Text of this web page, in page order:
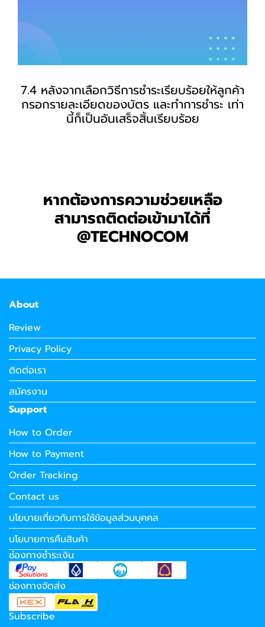
7.4 หลังจากเลือกวิธีการชำระเรียบร้อยให้ลูกค้า
กรอกรายละเอียดของบัตร และทำการชำระ เท่า
นี้ก็เป็นอันเสร็จสิ้นเรียบร้อย
หากต้องการความช่วยเหลือ
สามารถติดต่อเข้ามาได้ที่
@TECHNOCOM
About
Review
Privacy Policy
ติดต่อเรา
สมัครงาน
Support
How to Order
How to Payment
Order Tracking
Contact us
นโยบายเกี่ยวกับการใช้ข้อมูลส่วนบุคคล
นโยบายการคืนสินค้า
ช่องทางชำระเงิน
ช่องทางจัดส่ง
Subscribe